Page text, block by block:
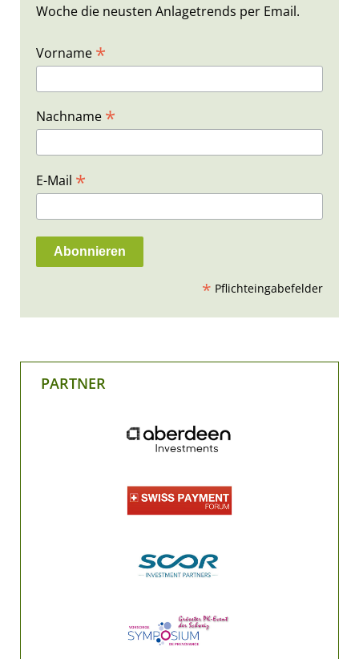
Woche die neusten Anlagetrends per Email.
Vorname *
Nachname *
E-Mail *
* Pflichteingabefelder
PARTNER